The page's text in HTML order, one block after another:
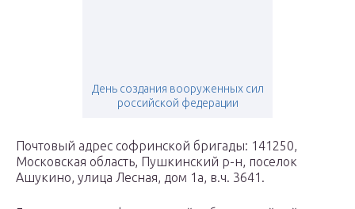
День создания вооруженных сил
российской федерации
Почтовый адрес софринской бригады: 141250,
Московская область, Пушкинский р-н, поселок
Ашукино, улица Лесная, дом 1а, в.ч. 3641.